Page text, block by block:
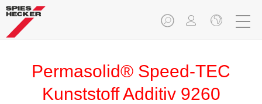
Permasolid® Speed-TEC
Kunststoff Additiv 9260